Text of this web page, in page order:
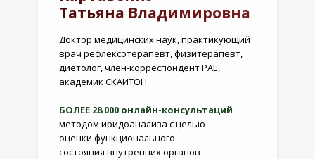
Доктор медицинских наук, практикующий
врач рефлексотерапевт, физитерапевт,
диетолог, член-корреспондент РАЕ,
академик СКАИТОН
БОЛЕЕ 28 000 онлайн-консультаций
методом иридоанализа с целью
оценки функционального
состояния внутренних органов
Татьяна Владимировна